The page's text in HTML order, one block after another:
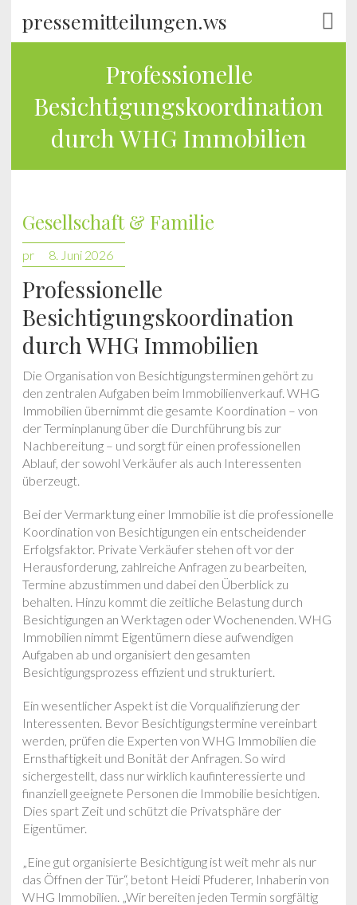
pressemitteilungen.ws
Professionelle
Besichtigungskoordination
durch WHG Immobilien
Gesellschaft & Familie
pr 8. Juni 2026
Professionelle
Besichtigungskoordination
durch WHG Immobilien
Die Organisation von Besichtigungsterminen gehört zu
den zentralen Aufgaben beim Immobilienverkauf. WHG
Immobilien übernimmt die gesamte Koordination – von
der Terminplanung über die Durchführung bis zur
Nachbereitung – und sorgt für einen professionellen
Ablauf, der sowohl Verkäufer als auch Interessenten
überzeugt.
Bei der Vermarktung einer Immobilie ist die professionelle
Koordination von Besichtigungen ein entscheidender
Erfolgsfaktor. Private Verkäufer stehen oft vor der
Herausforderung, zahlreiche Anfragen zu bearbeiten,
Termine abzustimmen und dabei den Überblick zu
behalten. Hinzu kommt die zeitliche Belastung durch
Besichtigungen an Werktagen oder Wochenenden. WHG
Immobilien nimmt Eigentümern diese aufwendigen
Aufgaben ab und organisiert den gesamten
Besichtigungsprozess effizient und strukturiert.
Ein wesentlicher Aspekt ist die Vorqualifizierung der
Interessenten. Bevor Besichtigungstermine vereinbart
werden, prüfen die Experten von WHG Immobilien die
Ernsthaftigkeit und Bonität der Anfragen. So wird
sichergestellt, dass nur wirklich kaufinteressierte und
finanziell geeignete Personen die Immobilie besichtigen.
Dies spart Zeit und schützt die Privatsphäre der
Eigentümer.
„Eine gut organisierte Besichtigung ist weit mehr als nur
das Öffnen der Tür“, betont Heidi Pfuderer, Inhaberin von
WHG Immobilien. „Wir bereiten jeden Termin sorgfältig